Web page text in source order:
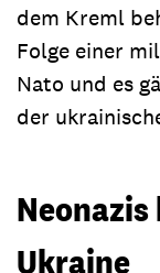
dem Kreml
Folge einer
Nato und es
der
Ukraine